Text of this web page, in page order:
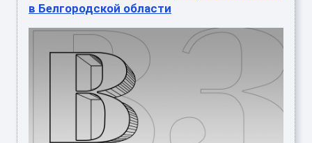
в Белгородской области